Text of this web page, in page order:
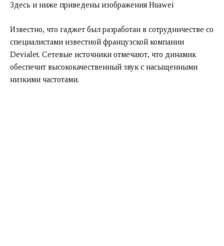
Здесь и ниже приведены изображения Huawei
Известно, что гаджет был разработан в сотрудничестве со
специалистами известной французской компании
Devialet. Сетевые источники отмечают, что динамик
обеспечит высококачественный звук с насыщенными
низкими частотами.